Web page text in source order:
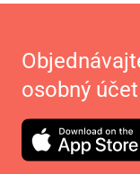
osobný